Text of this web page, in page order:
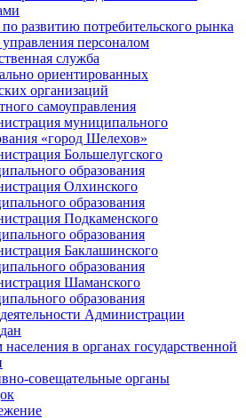
развитию потребительского рынка
персоналом
служба
ориентированных
организаций
самоуправления
муниципального
«город Шелехов»
Большелугского
образования
Олхинского
образования
Подкаменского
образования
Баклашинского
образования
Шаманского
образования
Администрации
в органах государственной
совещательные органы